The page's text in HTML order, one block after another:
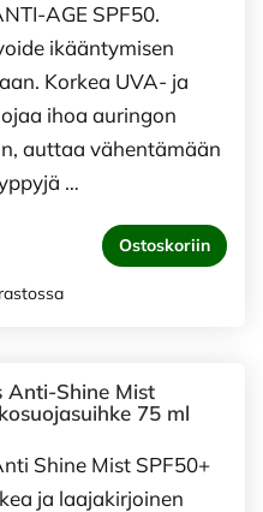
AGE SPF50.
ikääntymisen
Korkea UVA- ja
ihoa auringon
auttaa vähentämään
…
Ostoskoriin
Anti-Shine Mist
75 ml
Shine Mist SPF50+
ja laajakirjoinen